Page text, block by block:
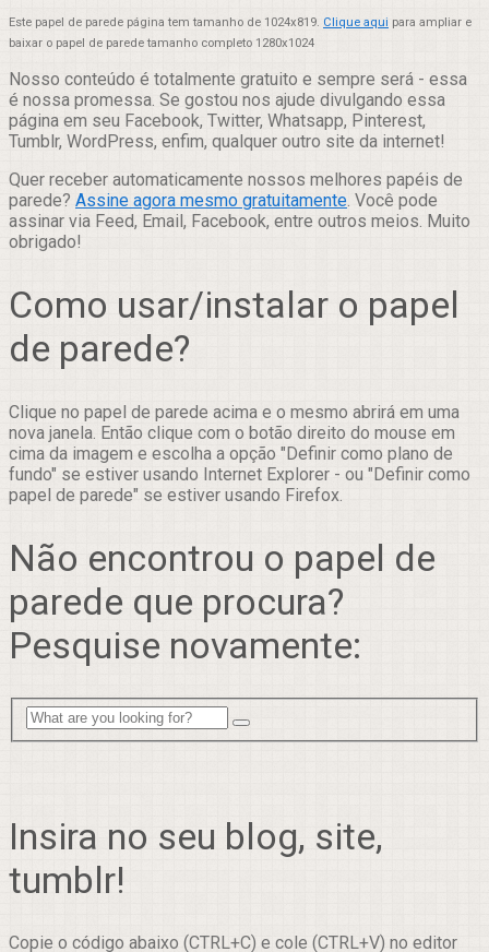
Este papel de parede página tem tamanho de 1024x819. Clique aqui para ampliar e
baixar o papel de parede tamanho completo 1280x1024
Nosso conteúdo é totalmente gratuito e sempre será - essa
é nossa promessa. Se gostou nos ajude divulgando essa
página em seu Facebook, Twitter, Whatsapp, Pinterest,
Tumblr, WordPress, enfim, qualquer outro site da internet!
Quer receber automaticamente nossos melhores papéis de
parede? Assine agora mesmo gratuitamente. Você pode
assinar via Feed, Email, Facebook, entre outros meios. Muito
obrigado!
Como usar/instalar o papel
de parede?
Clique no papel de parede acima e o mesmo abrirá em uma
nova janela. Então clique com o botão direito do mouse em
cima da imagem e escolha a opção "Definir como plano de
fundo" se estiver usando Internet Explorer - ou "Definir como
papel de parede" se estiver usando Firefox.
Não encontrou o papel de
parede que procura?
Pesquise novamente:
Insira no seu blog, site,
tumblr!
Copie o código abaixo (CTRL+C) e cole (CTRL+V) no editor